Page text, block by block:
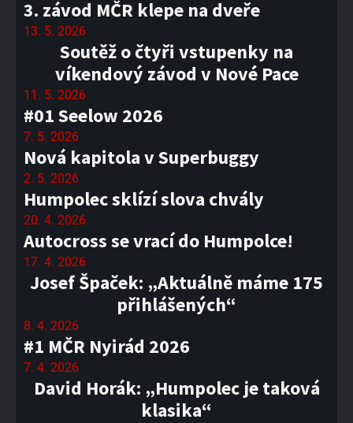
3. závod MČR klepe na dveře
13. 5. 2026
Soutěž o čtyři vstupenky na
víkendový závod v Nové Pace
11. 5. 2026
#01 Seelow 2026
7. 5. 2026
Nová kapitola v Superbuggy
2. 5. 2026
Humpolec sklízí slova chvály
20. 4. 2026
Autocross se vrací do Humpolce!
17. 4. 2026
Josef Špaček: „Aktuálně máme 175
přihlášených“
8. 4. 2026
#1 MČR Nyirád 2026
7. 4. 2026
David Horák: „Humpolec je taková
klasika“